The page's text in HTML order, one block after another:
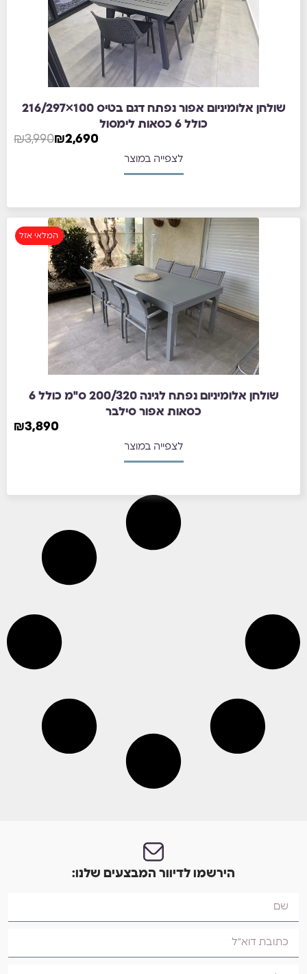
שולחן אלומיניום אפור נפתח דגם בטיס 100×216/297
כולל 6 כסאות לימסול
₪3,990₪2,690
לצפייה במוצר
המלאי אזל
שולחן אלומיניום נפתח לגינה 200/320 ס"מ כולל 6
כסאות אפור סילבר
₪3,890
לצפייה במוצר
הירשמו לדיוור המבצעים שלנו: